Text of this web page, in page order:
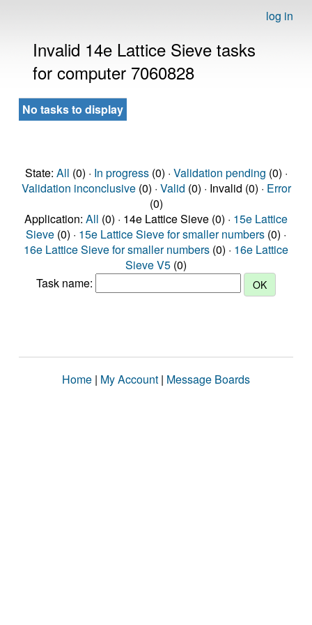
log in
Invalid 14e Lattice Sieve tasks
for computer 7060828
No tasks to display
State: All (0) · In progress(0) · Validation pending (0) ·
Validation inconclusive(0) · Valid (0) · Invalid (0) · Error
(0)
Application: All (0) · 14e Lattice Sieve (0) · 15e Lattice
Sieve (0) · 15e Lattice Sieve for smaller numbers (0) ·
16e Lattice Sieve for smaller numbers (0) · 16e Lattice
Sieve V5 (0)
Task name:
Home | My Account | Message Boards